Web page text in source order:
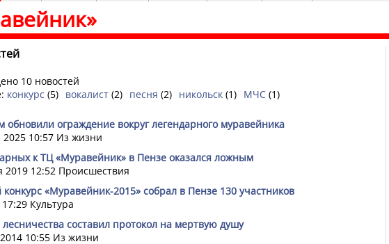
10 новостей
конкурс (5) вокалист (2) песня (2) никольск (1) МЧС (1)
обновили ограждение вокруг легендарного муравейника
2025 10:57 Из жизни
к ТЦ «Муравейник» в Пензе оказался ложным
2019 12:52 Происшествия
«Муравейник-2015» собрал в Пензе 130 участников
Культура
составил протокол на мертвую душу
10:55 Из жизни